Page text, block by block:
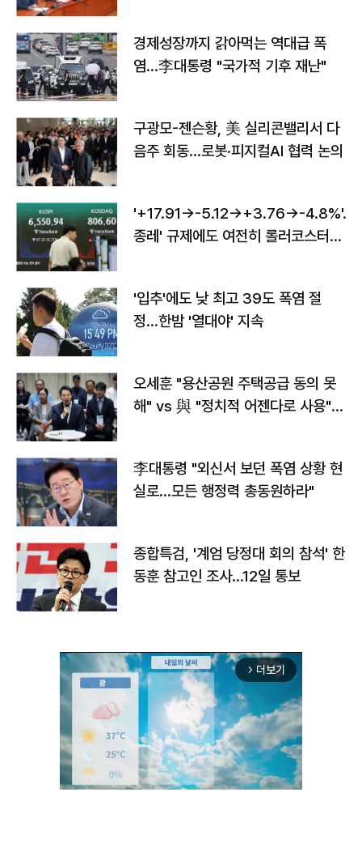
경제성장까지 갉아먹는 역대급 폭
염…李대통령 "국가적 기후 재난"
구광모-젠슨황, 美 실리콘밸리서 다
음주 회동…로봇·피지컬AI 협력 논의
'+17.91→-5.12→+3.76→-4.8%'…'
종레' 규제에도 여전히 롤러코스터
'입추'에도 낮 최고 39도 폭염 절
정…한밤 '열대야' 지속
오세훈 "용산공원 주택공급 동의 못
해" vs 與 "정치적 어젠다로 사용"
李대통령 "외신서 보던 폭염 상황 현
실로…모든 행정력 총동원하라"
종합특검, '계엄 당정대 회의 참석' 한
동훈 참고인 조사...12일 통보
arrow_forward_ios 더보기